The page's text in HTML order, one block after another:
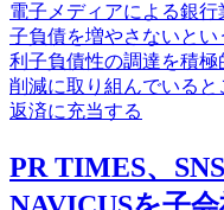
電子メディアによる銀
子負債を増やさないと
利子負債性の調達を積
削減に取り組んでいる
返済に充当する
PR TIMES、